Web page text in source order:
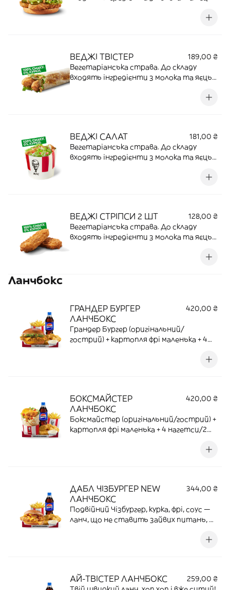
мариновані огірки та два золотисті
ВЕДЖІ ТВІСТЕР
189,00 ₴
Вегетаріанська страва. До складу
входять інгредієнти з молока та яєць.
два веджі-стріпси та соус у тортильї |
ВЕДЖІ САЛАТ
181,00 ₴
Вегетаріанська страва. До складу
входять інгредієнти з молока та яєць.
ВЕДЖІ СТРІПСИ 2 ШТ
128,00 ₴
Вегетаріанська страва. До складу
входять інгредієнти з молока та яєць.
соковиті веджи-стріпсі — ідеальний
Ланчбокс
ГРАНДЕР БУРГЕР
ЛАНЧБОКС
420,00 ₴
Грандер Бургер (оригінальний/
гострий) + картопля фрі маленька + 4
гострі)+ соус на вибір + напій 0,5л або
БОКСМАЙСТЕР
ЛАНЧБОКС
420,00 ₴
Боксмайстер (оригінальний/гострий) +
картопля фрі маленька + 4 нагетси/2
ДАБЛ ЧІЗБУРГЕР NEW
ЛАНЧБОКС
344,00 ₴
Подвійний Чізбургер, курка, фрі, соус —
ланч, що не ставить зайвих питань, на
АЙ-ТВІСТЕР ЛАНЧБОКС
259,00 ₴